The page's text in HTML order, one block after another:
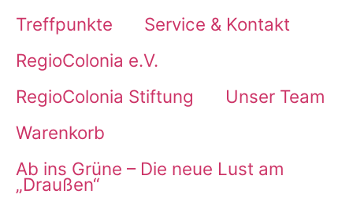
Treffpunkte
Service & Kontakt
RegioColonia e.V.
RegioColonia Stiftung
Unser Team
Warenkorb
Ab ins Grüne – Die neue Lust am
„Draußen“